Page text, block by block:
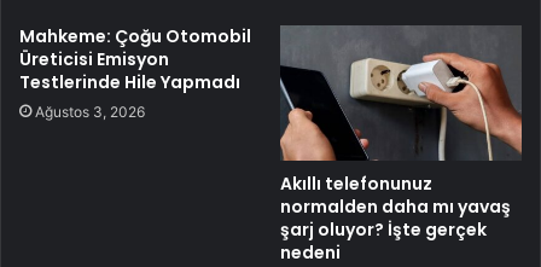
Mahkeme: Çoğu Otomobil
Üreticisi Emisyon
Testlerinde Hile Yapmadı
Ağustos 3, 2026
Akıllı telefonunuz
normalden daha mı yavaş
şarj oluyor? İşte gerçek
nedeni